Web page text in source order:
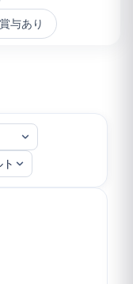
与あり